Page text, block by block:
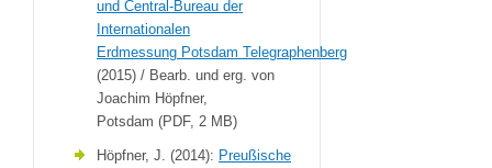
und Central-Bureau der
Internationalen
Erdmessung Potsdam Telegraphenberg
(2015) / Bearb. und erg. von
Joachim Höpfner,
Potsdam (PDF, 2 MB)
Höpfner, J. (2014): Preußische